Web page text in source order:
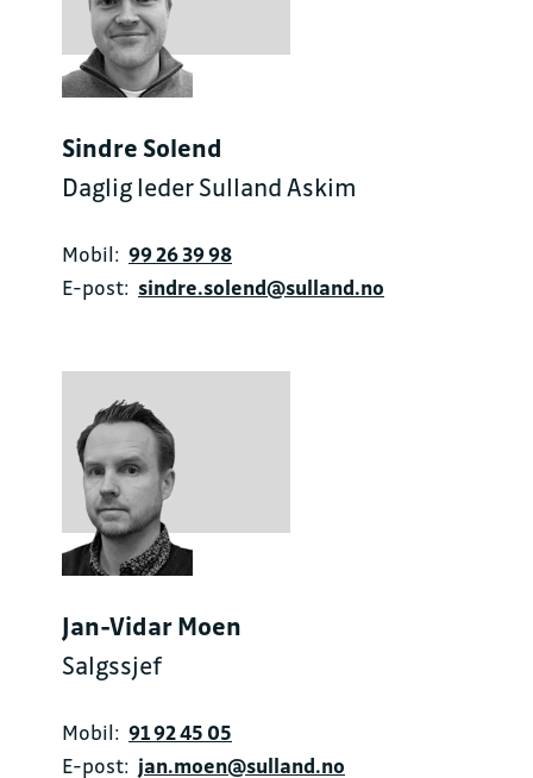
Sindre Solend
Daglig leder Sulland Askim
Mobil: 99 26 39 98
E-post: sindre.solend@sulland.no
Jan-Vidar Moen
Salgssjef
Mobil: 91 92 45 05
E-post: jan.moen@sulland.no